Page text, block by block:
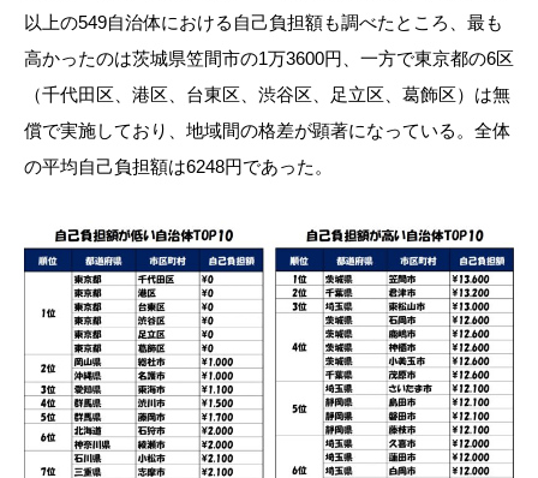
以上の549自治体における自己負担額も調べたところ、最も
高かったのは茨城県笠間市の1万3600円、一方で東京都の6区
（千代田区、港区、台東区、渋谷区、足立区、葛飾区）は無
償で実施しており、地域間の格差が顕著になっている。全体
の平均自己負担額は6248円であった。